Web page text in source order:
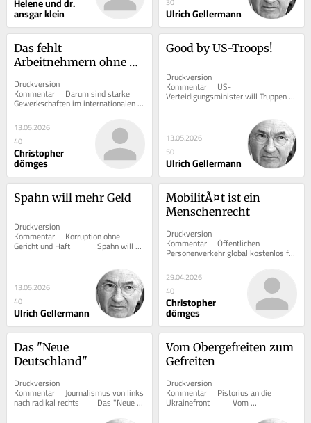
Helene und dr.
ansgar klein Ulrich Gellermann
Das fehlt
Arbeitnehmern ohne
Druckversion
Kommentar     Darum sind starke
Gewerkschaften im internationalen
Das...
13.05.2026
40
Christopher
dömges
Good by US-Troops!
Druckversion
Kommentar     US-
Verteidigungsminister will Truppen
abziehen      	Good by US-Troops!
13.05.2026
50
Ulrich Gellermann
Spahn will mehr Geld
Druckversion
Kommentar     Korruption ohne
Gericht und Haft      	Spahn will
mehr Geld   	 Von Ulrich...
13.05.2026
40
Ulrich Gellermann
MobilitÃ¤t ist ein
Menschenrecht
Druckversion
Kommentar     Öffentlichen
Personenverkehr global kostenlos für
alle freigeben - kontra
Schwarzfahrer-Kriminalisierung    ...
29.04.2026
40
Christopher
dömges
Das "Neue
Deutschland"
Druckversion
Kommentar     Journalismus von links
nach radikal rechts      	Das "Neue
Vom Obergefreiten zum
Gefreiten
Druckversion
Kommentar     Pistorius an die
Ukrainefront      	Vom